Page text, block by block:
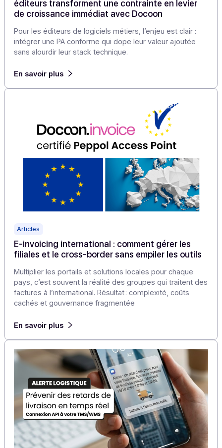
Articles
éditeurs transforment une contrainte en levier
Pour les éditeurs de logiciels métiers, l’enjeu est clair :
intégrer une PA conforme qui dope leur valeur ajoutée
sans alourdir leur stack technique.
En savoir plus
Articles
E-invoicing international : comment gérer les
filiales et le cross-border sans empiler les
Multiplier les portails et solutions locales pour chaque
pays, c’est souvent la réalité des groupes qui traitent
factures à l’international. Résultat : complexité, coûts
cachés et gouvernance fragmentée
En savoir plus